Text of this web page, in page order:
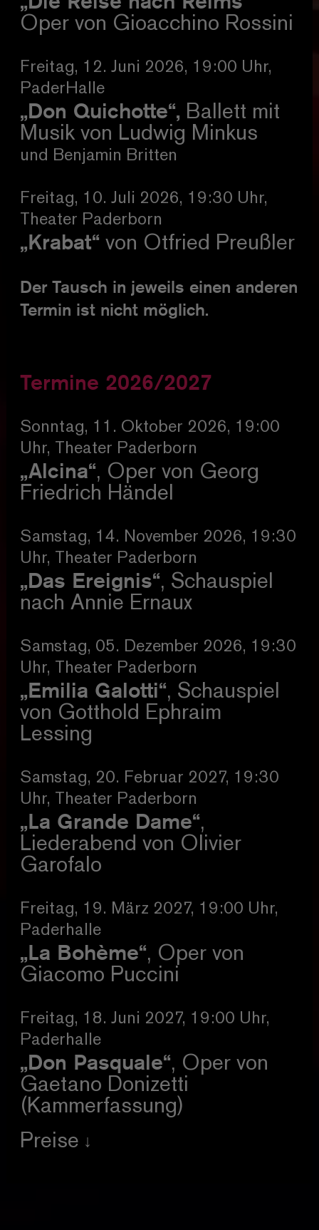
Oper von Gioacchino Rossini
Freitag, 12. Juni 2026, 19:00 Uhr,
PaderHalle
„Don Quichotte“, Ballett mit
Musik von Ludwig Minkus
und Benjamin Britten
Freitag, 10. Juli 2026, 19:30 Uhr,
Theater Paderborn
„Krabat“ von Otfried Preußler
Der Tausch in jeweils einen anderen
Termin ist nicht möglich.
Termine 2026/2027
Sonntag, 11. Oktober 2026, 19:00
Uhr, Theater Paderborn
„Alcina“, Oper von Georg
Friedrich Händel
Samstag, 14. November 2026, 19:30
Uhr, Theater Paderborn
„Das Ereignis“, Schauspiel
nach Annie Ernaux
Samstag, 05. Dezember 2026, 19:30
Uhr, Theater Paderborn
„Emilia Galotti“, Schauspiel
von Gotthold Ephraim
Lessing
Samstag, 20. Februar 2027, 19:30
Uhr, Theater Paderborn
„La Grande Dame“,
Liederabend von Olivier
Garofalo
Freitag, 19. März 2027, 19:00 Uhr,
Paderhalle
„La Bohème“, Oper von
Giacomo Puccini
Freitag, 18. Juni 2027, 19:00 Uhr,
Paderhalle
„Don Pasquale“, Oper von
Gaetano Donizetti
(Kammerfassung)
Preise